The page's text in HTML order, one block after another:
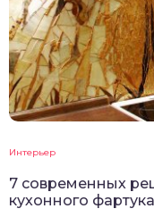
Интерьер
7 современных
кухонного фартука